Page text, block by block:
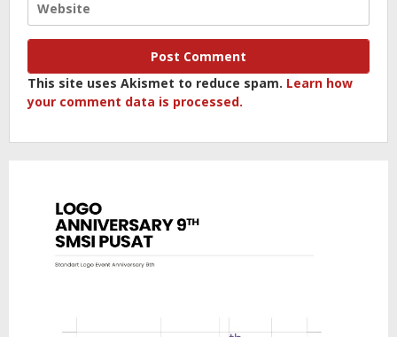
This site uses Akismet to reduce spam. Learn how
your comment data is processed.